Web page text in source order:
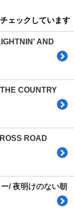
ェックしています
AND
COUNTRY
ROAD
/ 夜明けのない朝